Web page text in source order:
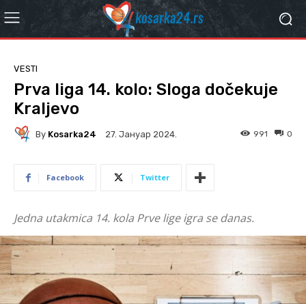
VESTI
Prva liga 14. kolo: Sloga dočekuje
Kraljevo
By Kosarka24 27. Јануар 2024. 0
991
Facebook Twitter
Jedna utakmica 14. kola Prve lige igra se danas.